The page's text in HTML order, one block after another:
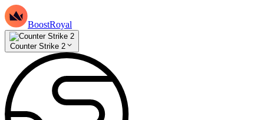
BoostRoyal
Counter Strike 2